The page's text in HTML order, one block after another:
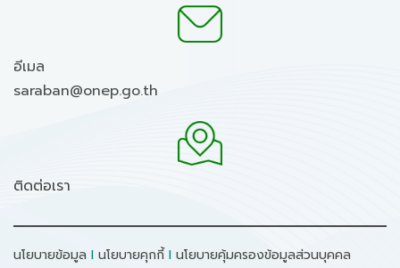
อีเมล
saraban@onep.go.th
ติดต่อเรา
นโยบายข้อมูล I นโยบายคุกกี้ I นโยบายคุ้มครองข้อมูลส่วนบุคคล